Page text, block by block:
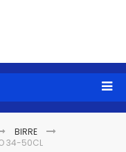
BIRRE
34-50CL